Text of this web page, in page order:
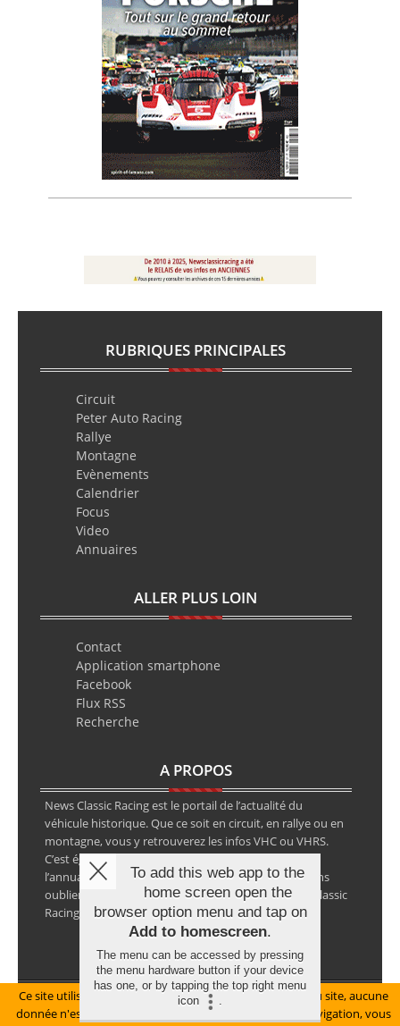
RUBRIQUES PRINCIPALES
Circuit
Peter Auto Racing
Rallye
Montagne
Evènements
Calendrier
Focus
Video
Annuaires
ALLER PLUS LOIN
Contact
Application smartphone
Facebook
Flux RSS
Recherche
A PROPOS
News Classic Racing est le portail de l’actualité du
véhicule historique. Que ce soit en circuit, en rallye ou en
montagne, vous y retrouverez les infos VHC ou VHRS.
C’est également le calendrier des épreuves ainsi que
l’annuaire des spécialistes de la voiture ancienne, sans
oublier les petites annonces avec notre partenaire Classic
Racing Annonces.
Mentions légales
Ce site utilise des cookies pour le bon fonctionnement du site, aucune
donnée n'est collectée à ce titre. En poursuivant votre navigation, vous
To add this web app to the
home screen open the
browser option menu and tap on
Add to homescreen.
The menu can be accessed by pressing
the menu hardware button if your device
has one, or by tapping the top right menu
icon
.